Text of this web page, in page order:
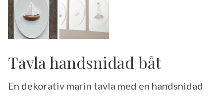
Tavla handsnidad båt
En dekorativ marin tavla med en handsnidad